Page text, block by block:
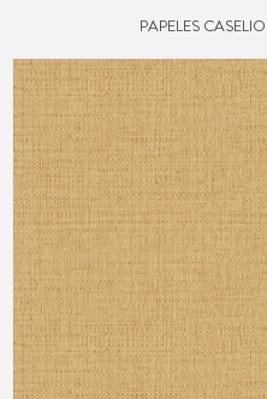
PAPELES CASELIO